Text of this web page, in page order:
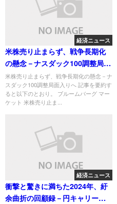
経済ニュース
米株売り止まらず、戦争長期化
の懸念－ナスダック100調整局面
入りへ
米株売り止まらず、戦争長期化の懸念－ナ
スダック100調整局面入りへ 記事を要約す
ると以下のとおり。 ブルームバーグ マー
ケット 米株売り止ま...
経済ニュース
衝撃と驚きに満ちた2024年、紆
余曲折の回顧録－円キャリー復